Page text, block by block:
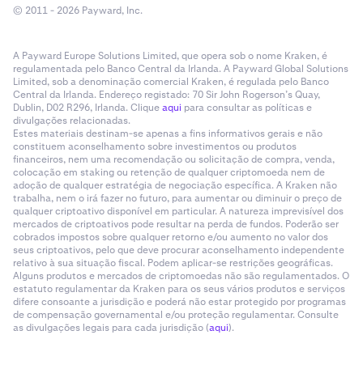
© 2011 - 2026 Payward, Inc.
A Payward Europe Solutions Limited, que opera sob o nome Kraken, é
regulamentada pelo Banco Central da Irlanda. A Payward Global Solutions
Limited, sob a denominação comercial Kraken, é regulada pelo Banco
Central da Irlanda. Endereço registado: 70 Sir John Rogerson’s Quay,
Dublin, D02 R296, Irlanda. Cliqueaqui para consultar as políticas e
divulgações relacionadas.
Estes materiais destinam-se apenas a fins informativos gerais e não
constituem aconselhamento sobre investimentos ou produtos
financeiros, nem uma recomendação ou solicitação de compra, venda,
colocação em staking ou retenção de qualquer criptomoeda nem de
adoção de qualquer estratégia de negociação específica. A Kraken não
trabalha, nem o irá fazer no futuro, para aumentar ou diminuir o preço de
qualquer criptoativo disponível em particular. A natureza imprevisível dos
mercados de criptoativos pode resultar na perda de fundos. Poderão ser
cobrados impostos sobre qualquer retorno e/ou aumento no valor dos
seus criptoativos, pelo que deve procurar aconselhamento independente
relativo à sua situação fiscal. Podem aplicar-se restrições geográficas.
Alguns produtos e mercados de criptomoedas não são regulamentados. O
estatuto regulamentar da Kraken para os seus vários produtos e serviços
difere consoante a jurisdição e poderá não estar protegido por programas
de compensação governamental e/ou proteção regulamentar. Consulte
as divulgações legais para cada jurisdição (aqui).